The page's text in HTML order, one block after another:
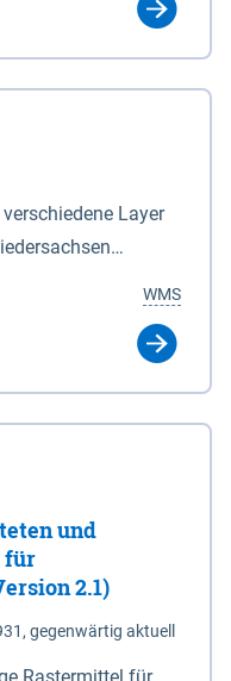
ausspricht. Für
die dem
Tiden, vor allem
sind (§2 Abs.3
durch Widmung, die
ausspricht.
Layer
Wolfsterritorien im
WMS
und
für
2.1)
gegenwärtig aktuell